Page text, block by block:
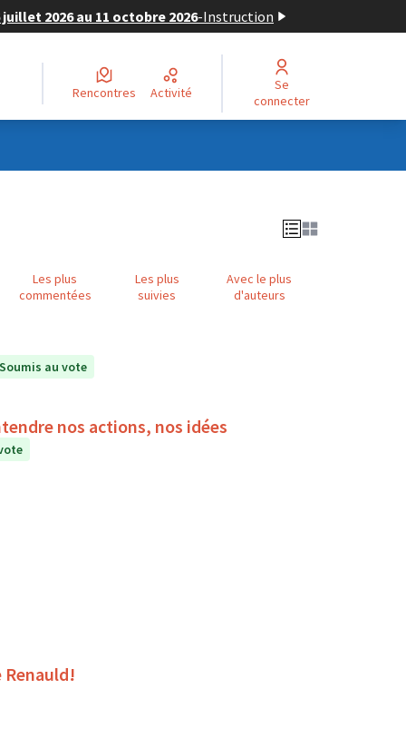
2026 au 11 octobre 2026-Instruction
Rencontres Activité
Se
connecter
Les plus
commentées
Les plus
suivies
Avec le plus
d'auteurs
Soumis au vote
nos actions, nos idées
Renauld!